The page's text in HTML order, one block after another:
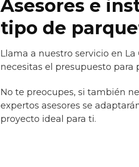
Asesores e
tipo de
Llama a nuestro servicio en
necesitas el presupuesto
No te preocupes, si también
expertos asesores se
proyecto ideal para ti.